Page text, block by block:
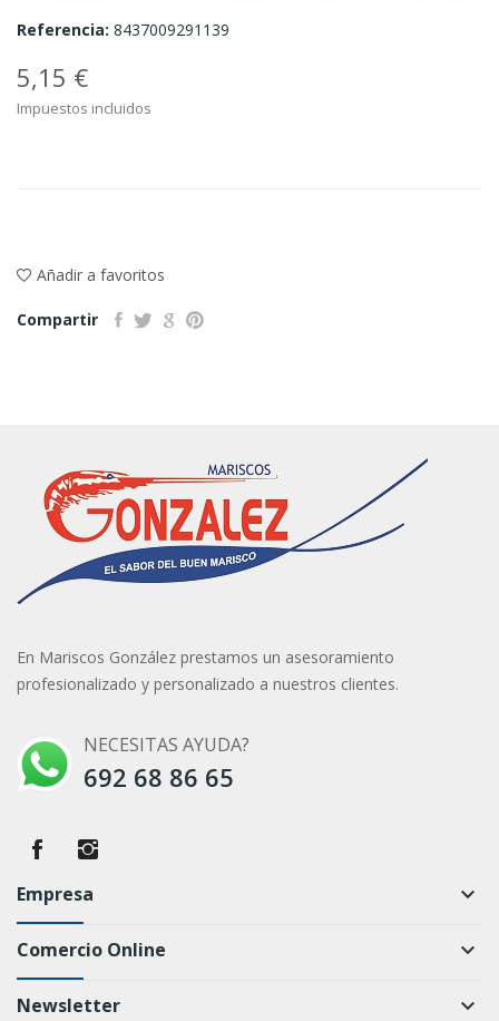
Referencia: 8437009291139
5,15 €
Impuestos incluidos
Añadir a favoritos
Compartir
En Mariscos González prestamos un asesoramiento
profesionalizado y personalizado a nuestros clientes.
NECESITAS AYUDA?
692 68 86 65
Empresa keyboard_arrow_down
Comercio Online keyboard_arrow_down
Newsletter keyboard_arrow_down